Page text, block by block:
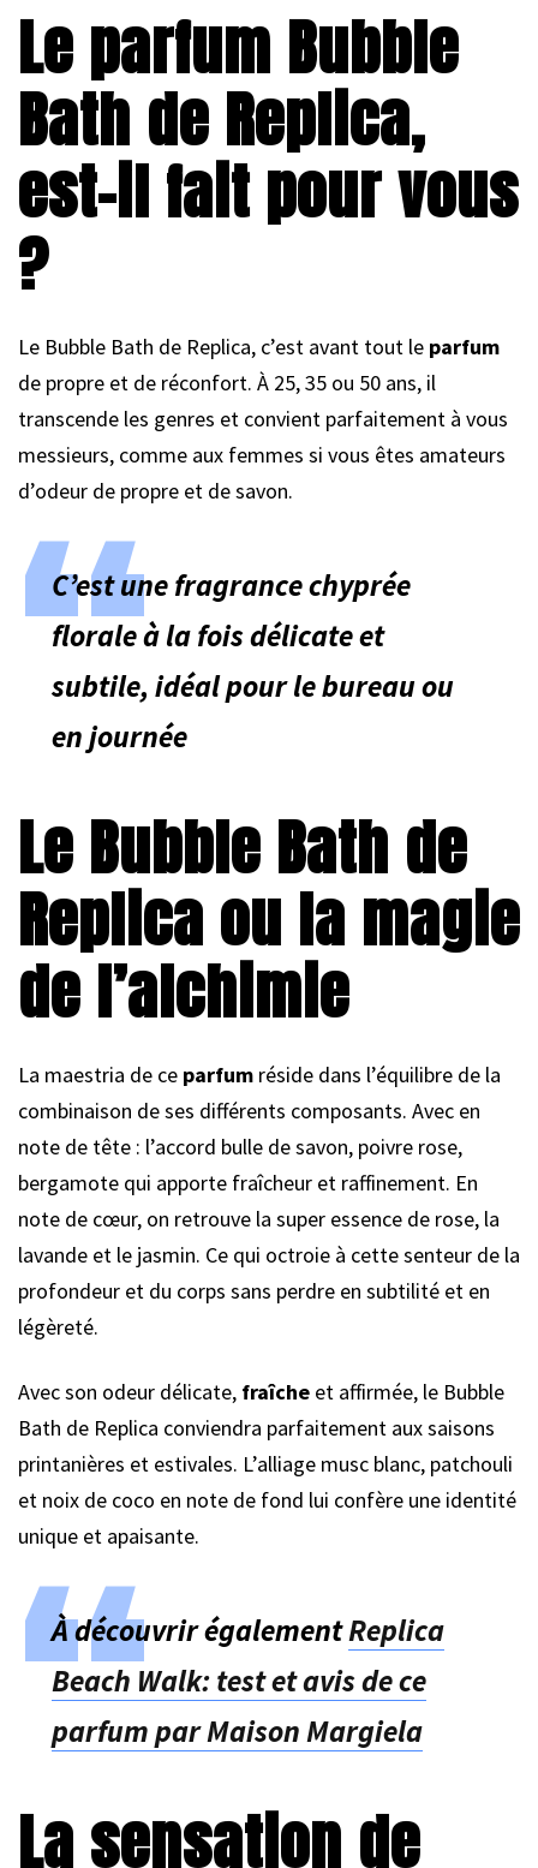
Le parfum Bubble
Bath de Replica,
est-il fait pour vous
?
Le Bubble Bath de Replica, c’est avant tout le parfum
de propre et de réconfort. À 25, 35 ou 50 ans, il
transcende les genres et convient parfaitement à vous
messieurs, comme aux femmes si vous êtes amateurs
d’odeur de propre et de savon.
C’est unefragrancechyprée
florale à la fois délicate et
subtile, idéal pour le bureau ou
en journée
Le Bubble Bath de
Replica ou la magie
de l’alchimie
La maestria de ce parfum réside dans l’équilibre de la
combinaison de ses différents composants. Avec en
note de tête : l’accord bulle de savon, poivre rose,
bergamote qui apporte fraîcheur et raffinement. En
note de cœur, on retrouve la super essence de rose, la
lavande et le jasmin. Ce qui octroie à cette senteur de la
profondeur et du corps sans perdre en subtilité et en
légèreté.
Avec son odeur délicate, fraîche et affirmée, le Bubble
Bath de Replica conviendra parfaitement aux saisons
printanières et estivales. L’alliage musc blanc, patchouli
et noix de coco en note de fond lui confère une identité
unique et apaisante.
À découvrir égalementReplica
Beach Walk: test et avis de ce
parfum par Maison Margiela
La sensation de